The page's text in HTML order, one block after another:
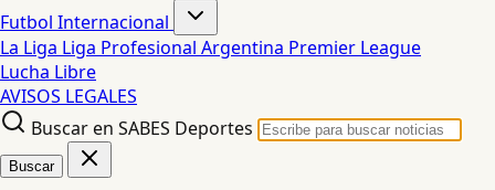
Futbol Internacional
La Liga Liga Profesional Argentina Premier League
Lucha Libre
AVISOS LEGALES
Buscar en SABES Deportes
Buscar